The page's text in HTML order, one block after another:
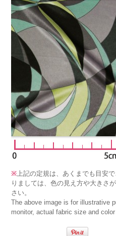
※上記の定規は、あくまでも目安
りましては、色の見え方や大きさ
さい。
The above image is for illustrative
monitor, actual fabric size and